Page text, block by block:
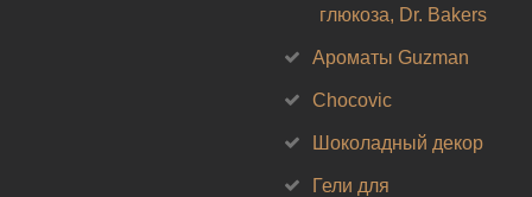
глюкоза, Dr. Bakers
Ароматы Guzman
Chocovic
Шоколадный декор
Гели для